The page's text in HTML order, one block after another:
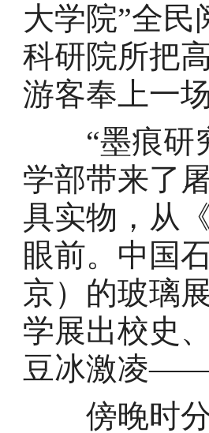
大学院”全民
科研院所把
游客奉上一
“墨痕研究
学部带来了
具实物，从
眼前。中国
京）的玻璃
学展出校史
豆冰激凌——
傍晚时分